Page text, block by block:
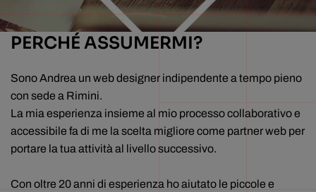
PERCHÉ ASSUMERMI?
Sono Andrea un web designer indipendente a tempo pieno
con sede a Rimini.
La mia esperienza insieme al mio processo collaborativo e
accessibile fa di me la scelta migliore come partner web per
portare la tua attività al livello successivo.
Con oltre 20 anni di esperienza ho aiutato le piccole e